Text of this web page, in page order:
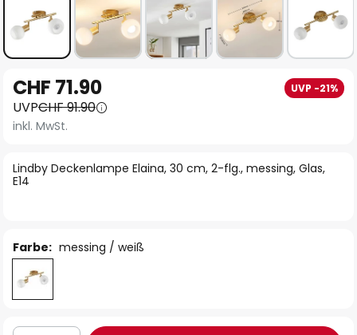
Anfang
der
Bildgalerie
Lindby Deckenlampe Elaina, 30 cm, 2-flg., messing, Glas,
E14
CHF 71.90 UVP -21%
UVPCHF 91.90
inkl. MwSt.
Farbe: messing / weiß